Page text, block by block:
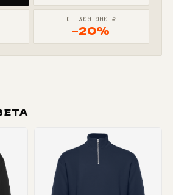
ОТ 300 000 ₽
−20%